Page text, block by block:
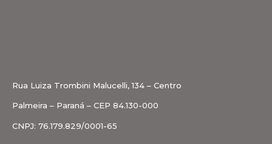
Rua Luiza Trombini Malucelli, 134 – Centro
Palmeira – Paraná – CEP 84.130-000
CNPJ: 76.179.829/0001-65